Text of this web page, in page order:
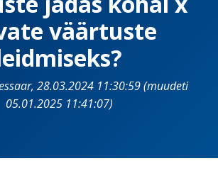
väärtuste
28.03.2024 11:30:59 (muudeti
05.01.2025 11:41:07)